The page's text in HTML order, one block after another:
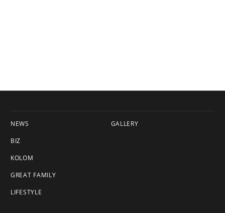
NEWS
BIZ
KOLOM
GREAT FAMILY
LIFESTYLE
GALLERY